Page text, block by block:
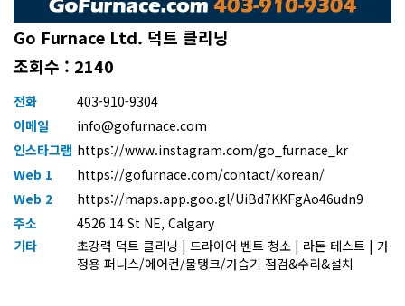
Go Furnace Ltd. 덕트 클리닝
조회수 : 2140
전화
403-910-9304
이메일
info@gofurnace.com
인스타그램 https://www.instagram.com/go_furnace_kr
Web 1
https://gofurnace.com/contact/korean/
Web 2
https://maps.app.goo.gl/UiBd7KKFgAo46udn9
주소
4526 14 St NE, Calgary
기타
초강력 덕트 클리닝 | 드라이어 벤트 청소 | 라돈 테스트 | 가
정용 퍼니스/에어컨/물탱크/가습기 점검&수리&설치